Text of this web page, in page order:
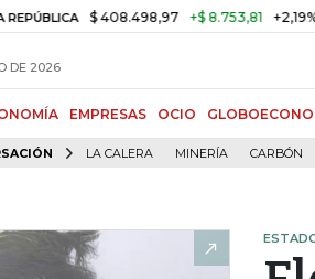
$ 408.498,97 +$ 8.753,81 +2,19%
DE 2026
EMPRESAS OCIO
LA CALERA MINERÍA CARBÓN